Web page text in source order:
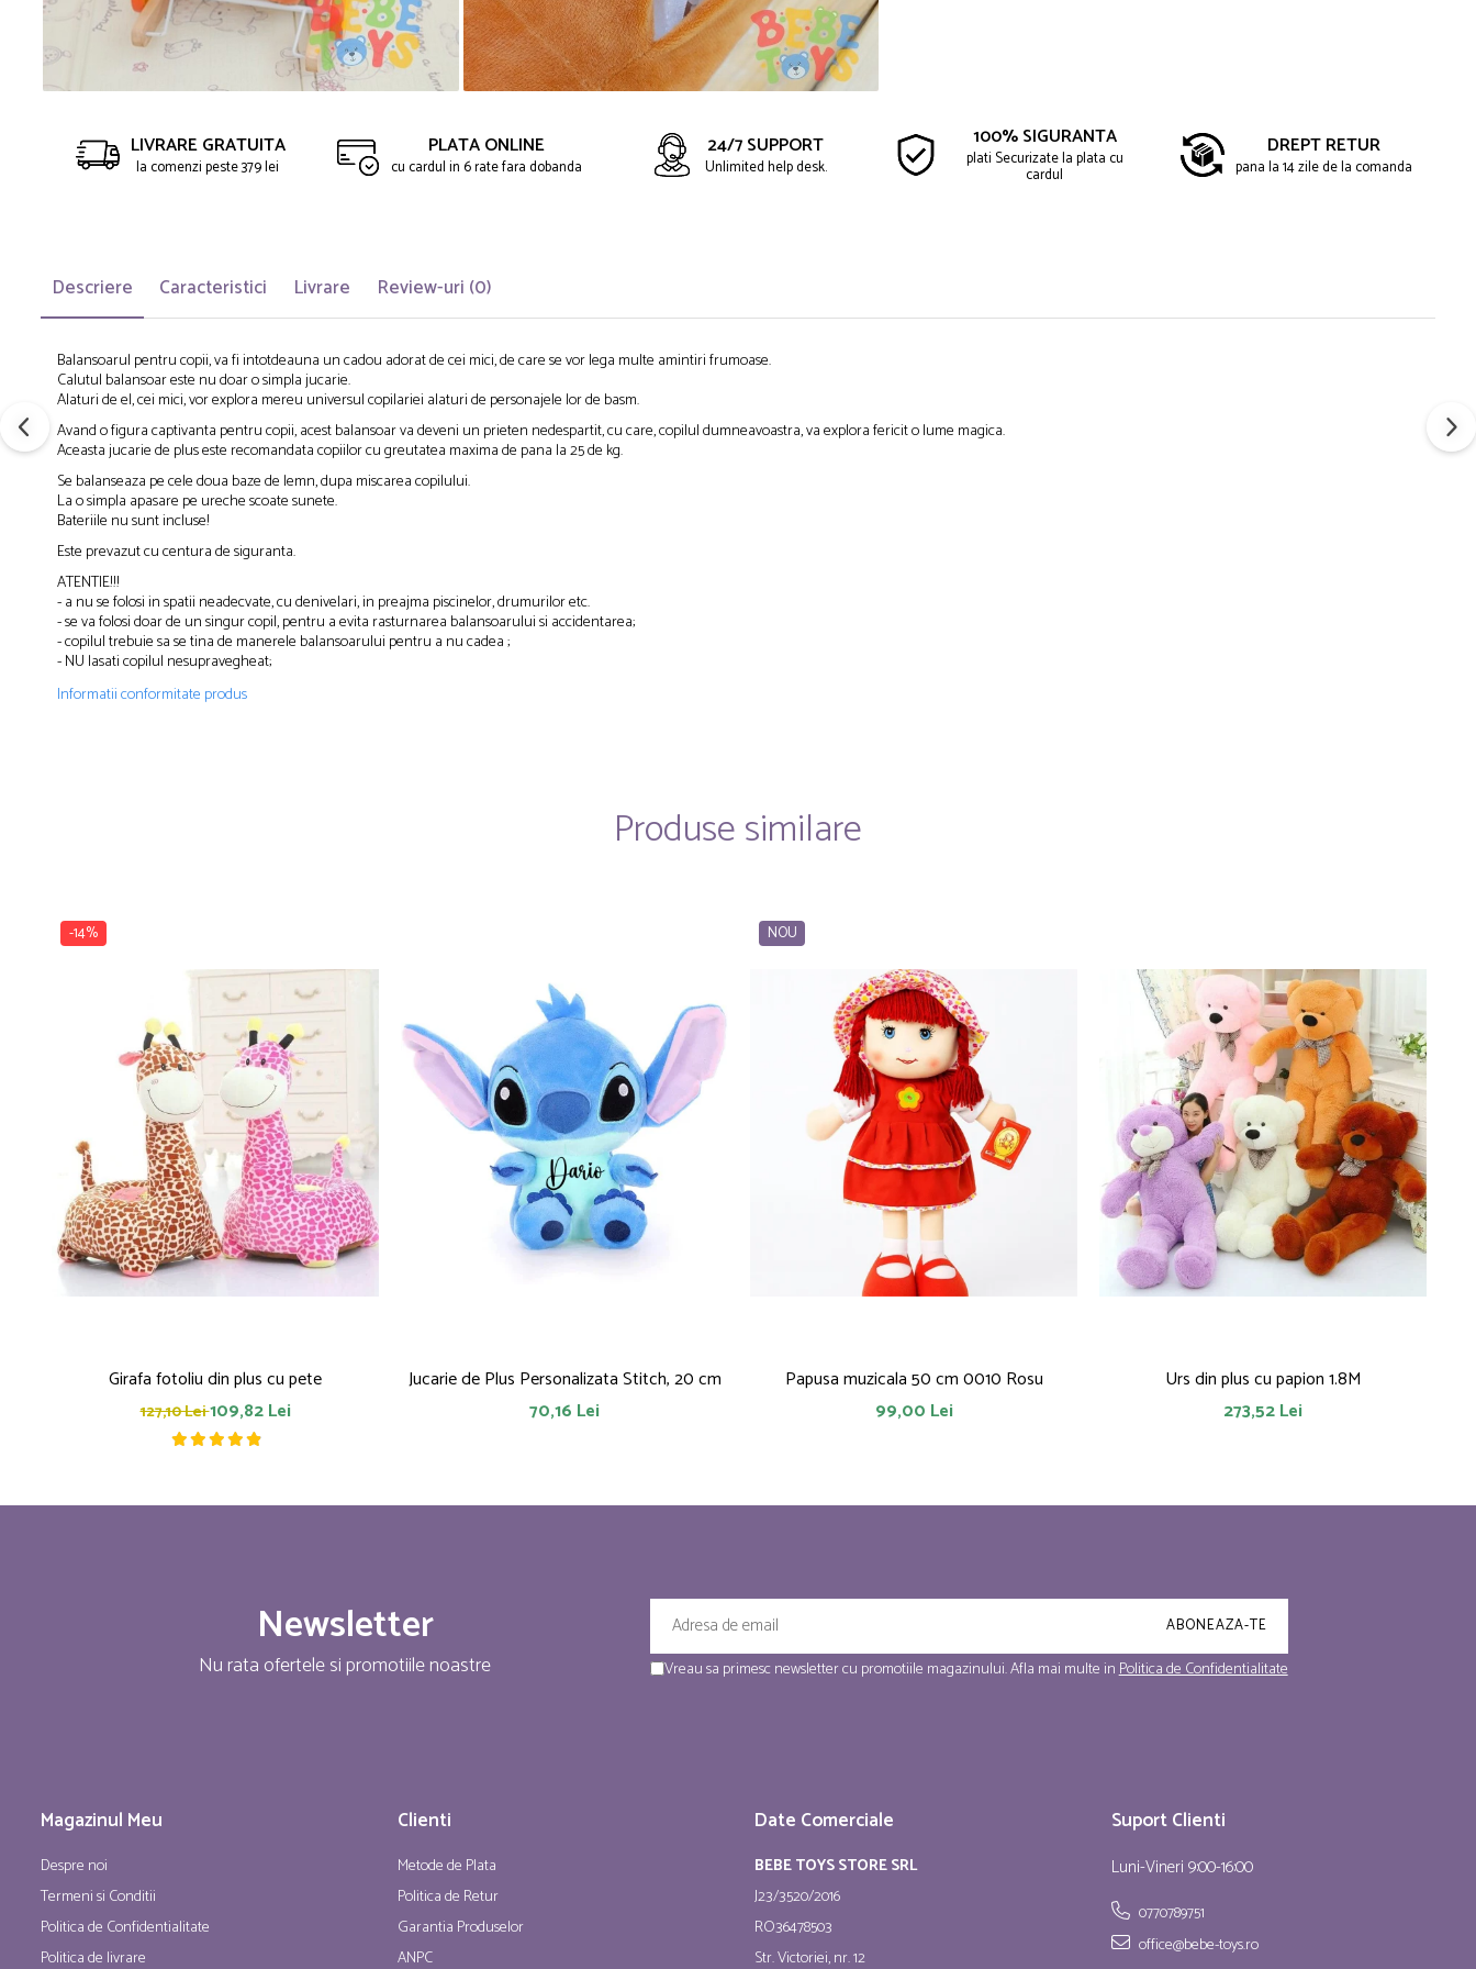
LIVRARE GRATUITA
la comenzi peste 379 lei
PLATA ONLINE
cu cardul in 6 rate fara dobanda
24/7 SUPPORT
Unlimited help desk.
100% SIGURANTA
plati Securizate la plata cu
cardul
DREPT RETUR
pana la 14 zile de la comanda
Descriere Caracteristici Livrare Review-uri (0)
Balansoarul pentru copii, va fi intotdeauna un cadou adorat de cei mici, de care se vor lega multe amintiri frumoase.
Calutul balansoar este nu doar o simpla jucarie.
Alaturi de el, cei mici, vor explora mereu universul copilariei alaturi de personajele lor de basm.
Avand o figura captivanta pentru copii, acest balansoar va deveni un prieten nedespartit, cu care, copilul dumneavoastra, va explora fericit o lume magica.
Aceasta jucarie de plus este recomandata copiilor cu greutatea maxima de pana la 25 de kg.
Se balanseaza pe cele doua baze de lemn, dupa miscarea copilului.
La o simpla apasare pe ureche scoate sunete.
Bateriile nu sunt incluse!
Este prevazut cu centura de siguranta.
ATENTIE!!!
- a nu se folosi in spatii neadecvate, cu denivelari, in preajma piscinelor, drumurilor etc.
- se va folosi doar de un singur copil, pentru a evita rasturnarea balansoarului si accidentarea;
- copilul trebuie sa se tina de manerele balansoarului pentru a nu cadea ;
- NU lasati copilul nesupravegheat;
Informatii conformitate produs
Produse similare
-14%
Girafa fotoliu din plus cu pete
127,10 Lei109,82 Lei
Jucarie de Plus Personalizata Stitch, 20 cm
70,16 Lei
NOU
Papusa muzicala 50 cm 0010 Rosu
99,00 Lei
Urs din plus cu papion 1.8M
273,52 Lei
Newsletter
Nu rata ofertele si promotiile noastre Vreau sa primesc newsletter cu promotiile magazinului. Afla mai multe inPolitica de Confidentialitate
Magazinul Meu
Despre noi
Termeni si Conditii
Politica de Confidentialitate
Politica de livrare
Clienti
Metode de Plata
Politica de Retur
Garantia Produselor
ANPC
Date Comerciale
BEBE TOYS STORE SRL
J23/3520/2016
RO36478503
Str. Victoriei, nr. 12
Suport Clienti
Luni-Vineri 9:00-16:00
0770789751
office@bebe-toys.ro